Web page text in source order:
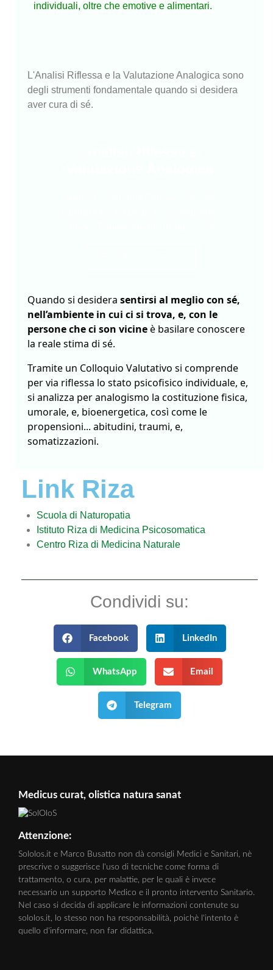
individuali, oltre che emotive e alimentari.
L'Analisi Riflessa e la Valutazione Analogica sono
degli strumenti fondamentale quando si desidera
aver cura di sé.
Quando si desidera sentirsi al meglio con sé,
nell’ambiente in cui ci si trova, e, con le
persone che ci son vicine è basilare conoscere
la reale stima di sé.
Tramite un Colloquio Valutativo si comprende
per via riflessa lo stato psicofisico individuale, e,
si analizza per analogismo la costituzione fisica,
umorale, e, bioenergetica, così come le
propensioni... abitudini, traumi, e,
somatizzazioni.
Link Riza
Scuola di Naturopatia
Istituto Riza di Medicina Psicosomatica
Centro Riza di Medicina Naturale
Condividi su:
Facebook LinkedIn
WhatsApp Email
Telegram
Medicus curat, olistica natura sanat
Attenzione:
Sololos.it e Marco Busatto non dà consigli Medici e Sanitari, nè
prescrive o suggerisce l'uso di tecniche come forma di
trattamento, o cura, per malattie, per le quali è invece
necessario un supporto Medico e il pronto intervento Sanitario.
Nel caso si decida di applicare le informazioni contenute su
sololos.it, lo stesso non ha responsabilità, poichè l'intento è
quello d'informare, non far didattica.